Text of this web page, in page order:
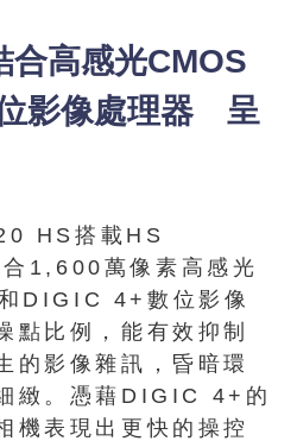
合高感光CMOS
影像處理器 呈
HS搭載HS
1,600萬像素高感光
DIGIC 4+數位影像
點比例，能有效抑制
的影像雜訊，昏暗環
緻。憑藉DIGIC 4+的
機表現出更快的操控